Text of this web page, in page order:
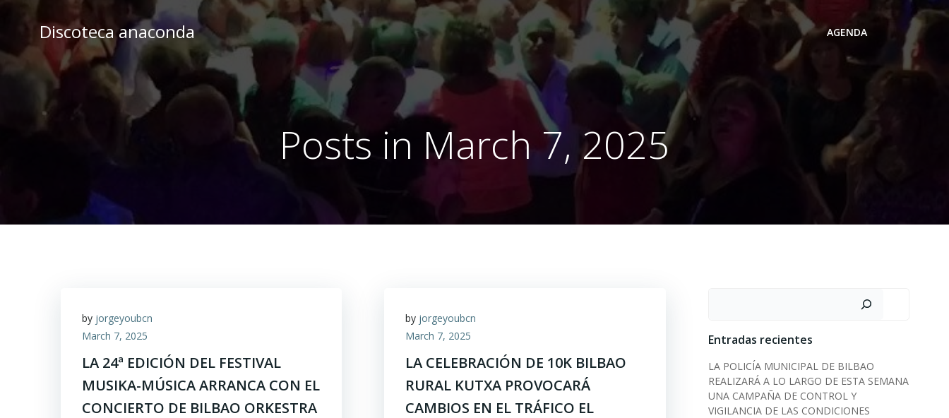
Discoteca anaconda AGENDA
Posts in March 7, 2025
by jorgeyoubcn
March 7, 2025
LA 24ª EDICIÓN DEL FESTIVAL
MUSIKA-MÚSICA ARRANCA CON EL
CONCIERTO DE BILBAO ORKESTRA
by jorgeyoubcn
March 7, 2025
LA CELEBRACIÓN DE 10K BILBAO
RURAL KUTXA PROVOCARÁ
CAMBIOS EN EL TRÁFICO EL
Entradas recientes
LA POLICÍA MUNICIPAL DE BILBAO
REALIZARÁ A LO LARGO DE ESTA SEMANA
UNA CAMPAÑA DE CONTROL Y
VIGILANCIA DE LAS CONDICIONES